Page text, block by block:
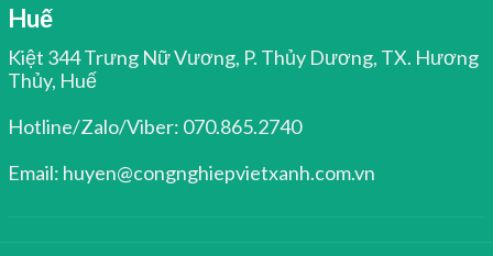
Huế
Kiệt 344 Trưng Nữ Vương, P. Thủy Dương, TX. Hương
Thủy, Huế
Hotline/Zalo/Viber: 070.865.2740
Email: huyen@congnghiepvietxanh.com.vn